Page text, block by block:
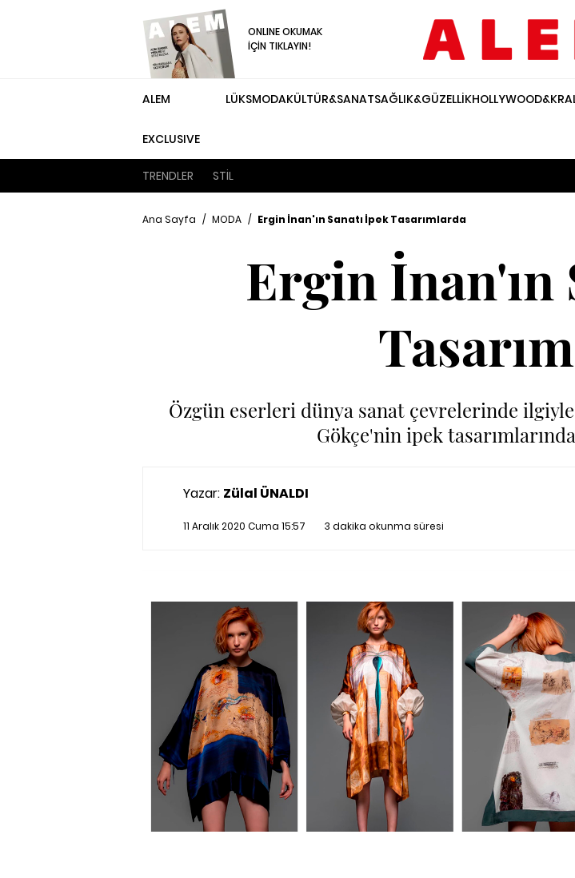
ONLINE OKUMAK
İÇİN TIKLAYIN!
ALEM
EXCLUSIVE
LÜKSMODAKÜLTÜR&SANATSAĞLIK&GÜZELLİK
TRENDLER STİL
Ana Sayfa / MODA / Ergin İnan'ın Sanatı İpek Tasarımlarda
Ergin İnan'ın
Özgün eserleri dünya sanat çevrelerinde
Gökçe'nin ipek
Yazar: Zülal ÜNALDI
11 Aralık 2020 Cuma 15:57 3 dakika okunma süresi